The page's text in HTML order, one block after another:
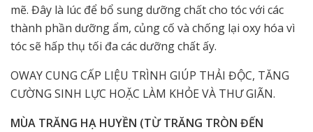
mẽ. Đây là lúc để bổ sung dưỡng chất cho tóc với các
thành phần dưỡng ẩm, củng cố và chống lại oxy hóa vì
tóc sẽ hấp thụ tối đa các dưỡng chất ấy.
OWAY CUNG CẤP LIỆU TRÌNH GIÚP THẢI ĐỘC, TĂNG
CƯỜNG SINH LỰC HOẶC LÀM KHỎE VÀ THƯ GIÃN.
MÙA TRĂNG HẠ HUYỀN (TỪ TRĂNG TRÒN ĐẾN